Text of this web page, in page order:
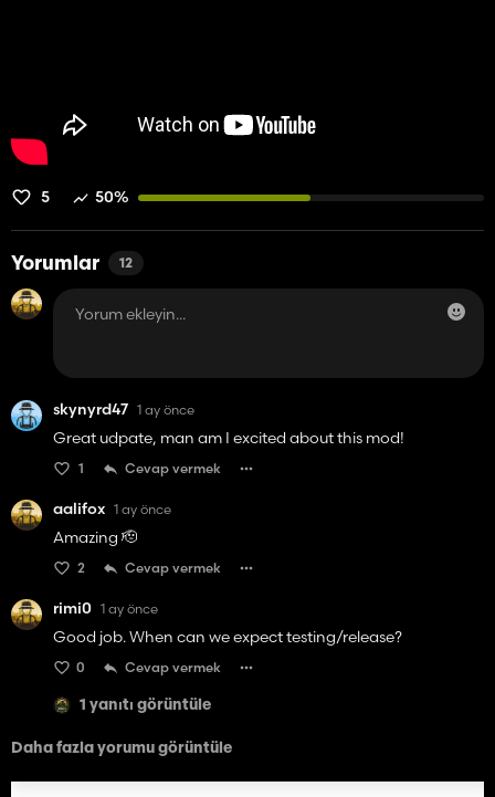
Takipçiler için erken çarpışma/duvardan kaçınma testi eklendi.
ESC menü simgesi ve çalışan menüsü görselleri güncellendi.
Bu hala bir gelişmedir, bu nedenle geri bildirim takdire şayandır.
5 50%
Yorumlar 12
skynyrd47 1 ay önce
Great udpate, man am I excited about this mod!
1 Cevap vermek
aalifox 1 ay önce
Amazing 🫡
2 Cevap vermek
rimi0 1 ay önce
Good job. When can we expect testing/release?
0 Cevap vermek
1 yanıtı görüntüle
Daha fazla yorumu görüntüle